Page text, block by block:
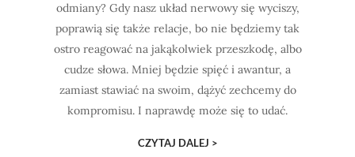
odmiany? Gdy nasz układ nerwowy się wyciszy,
poprawią się także relacje, bo nie będziemy tak
ostro reagować na jakąkolwiek przeszkodę, albo
cudze słowa. Mniej będzie spięć i awantur, a
zamiast stawiać na swoim, dążyć zechcemy do
kompromisu. I naprawdę może się to udać.
CZYTAJ DALEJ >